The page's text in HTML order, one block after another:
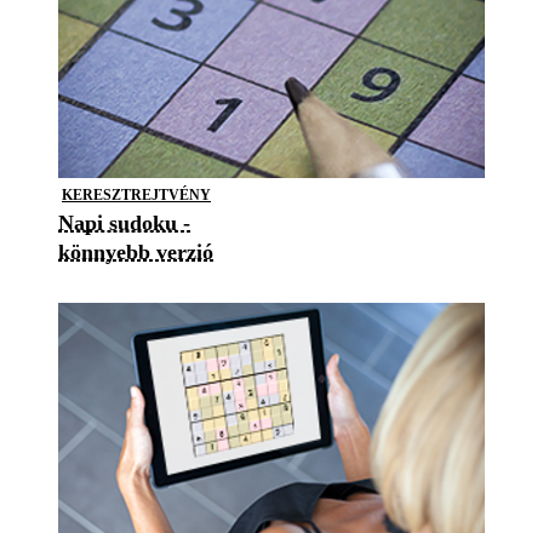
KERESZTREJTVÉNY
Napi sudoku -
könnyebb verzió